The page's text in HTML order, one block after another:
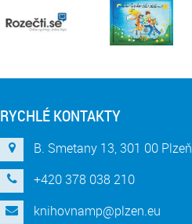
RYCHLÉ KONTAKTY
B. Smetany 13, 301 00 Plzeň
+420 378 038 210
knihovnamp@plzen.eu